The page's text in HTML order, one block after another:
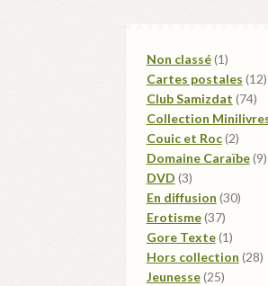
Non classé 11
produit
Cartes postales 12
Club Samizdat 7474
Collection
Couic et Roc 22
Domaine Caraïbe 99
DVD 33
produits
En diffusion 3030
Erotisme 3737
produits
Gore Texte 11
produit
Hors collection 2828
Jeunesse 2525